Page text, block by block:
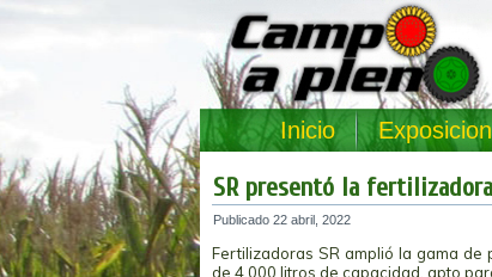
Inicio
SR presentó la
Publicado 22 abril, 2022
Fertilizadoras SR amplió la gama de
de 4.000 litros de capacidad, apto